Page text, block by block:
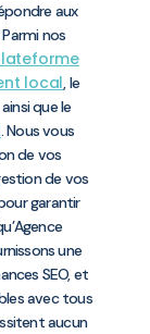
aux
nos
local, le
que le
. Nous vous
de vos
de vos
garantir
une
SEO, et
avec tous
aucun